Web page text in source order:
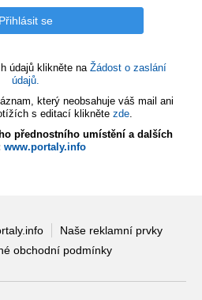
údajů klikněte na Žádost o zaslání
údajů.
který neobsahuje váš mail ani
s editací klikněte zde.
přednostního umístění a dalších
www.portaly.info
Naše reklamní prvky
obchodní podmínky